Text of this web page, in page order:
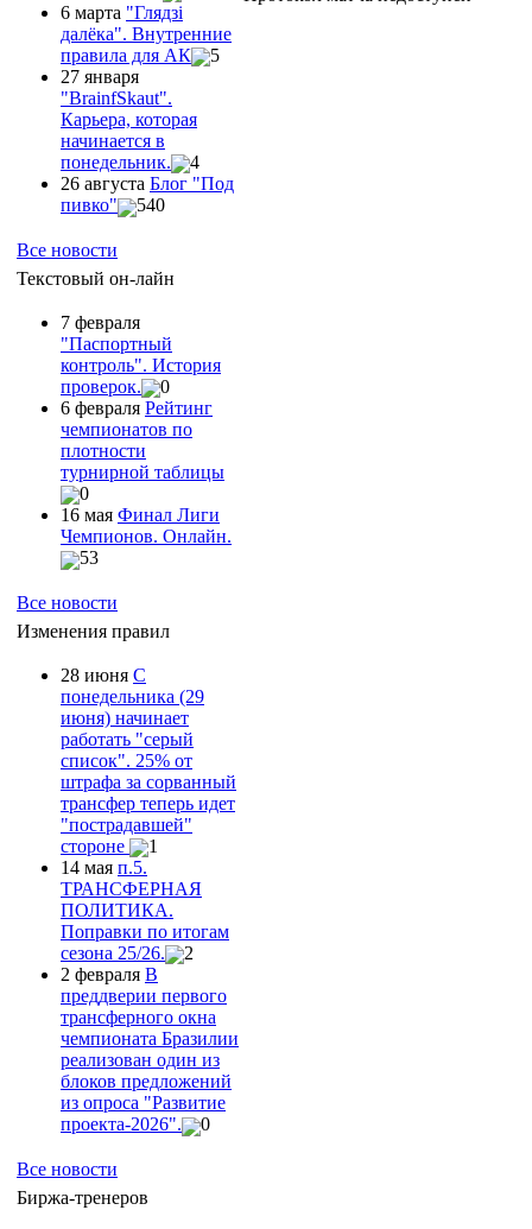
6 марта "Глядзi
далёка". Внутренние
правила для АК
5
27 января
"ВrainfSkaut".
Карьера, которая
начинается в
понедельник.
4
26 августа Блог "Под
пивко"
540
Все новости
Текстовый он-лайн
7 февраля
"Паспортный
контроль". История
проверок.
0
6 февраля Рейтинг
чемпионатов по
плотности
турнирной таблицы
0
16 мая Финал Лиги
Чемпионов. Онлайн.
53
Все новости
Изменения правил
28 июня С
понедельника (29
июня) начинает
работать "серый
список". 25% от
штрафа за сорванный
трансфер теперь идет
"пострадавшей"
стороне
1
14 мая п.5.
ТРАНСФЕРНАЯ
ПОЛИТИКА.
Поправки по итогам
сезона 25/26.
2
2 февраля В
преддверии первого
трансферного окна
чемпионата Бразилии
реализован один из
блоков предложений
из опроса "Развитие
проекта-2026".
0
Все новости
Биржа-тренеров